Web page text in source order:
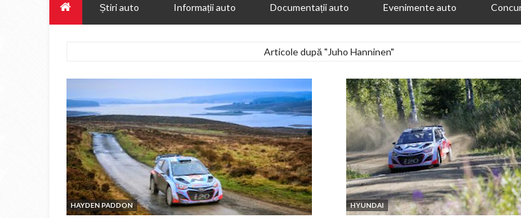
Știri auto Informații auto Documentații auto Evenimente auto
Articole după "Juho Hanninen"
HAYDEN PADDON HYUNDAI